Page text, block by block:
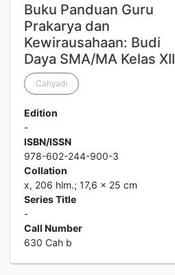
Buku Panduan Guru
Prakarya dan
Kewirausahaan: Budi
Daya SMA/MA Kelas XII
Cahyadi
Edition
-
ISBN/ISSN
978-602-244-900-3
Collation
x, 206 hlm.; 17,6 x 25 cm
Series Title
-
Call Number
630 Cah b